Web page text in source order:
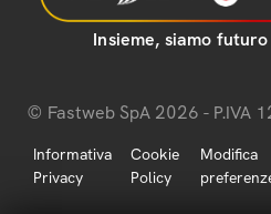
Insieme, siamo futuro
© Fastweb SpA 2026 - P.IVA
Informativa
Privacy
Cookie
Policy
Modifica